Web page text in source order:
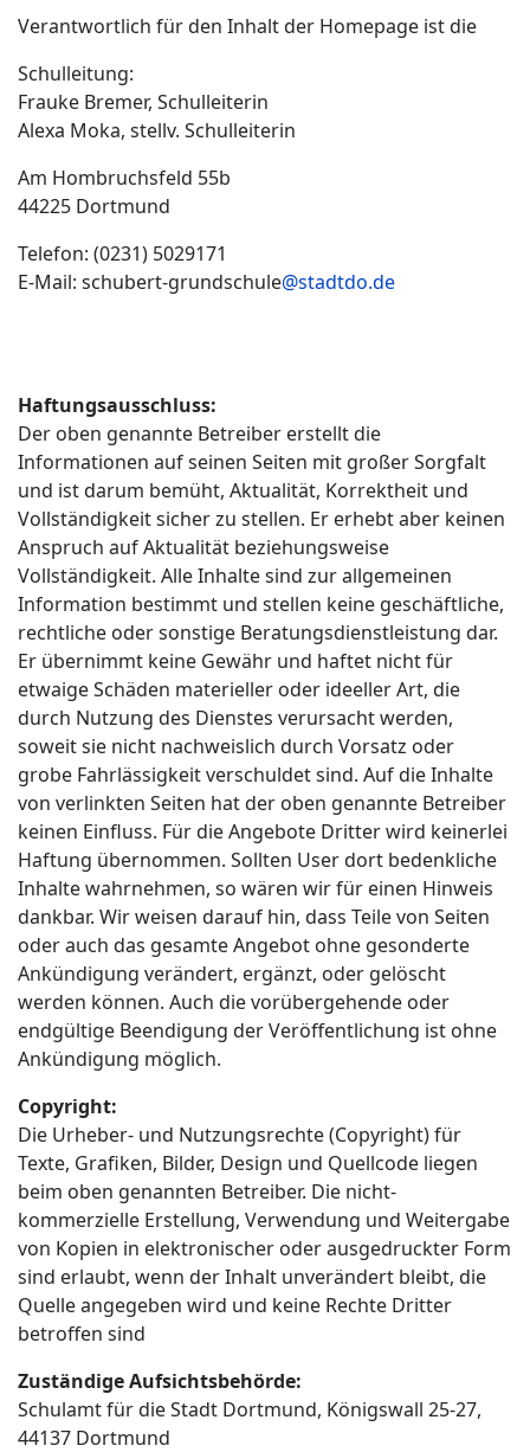
Verantwortlich für den Inhalt der Homepage ist die
Schulleitung:
Frauke Bremer, Schulleiterin
Alexa Moka, stellv. Schulleiterin
Am Hombruchsfeld 55b
44225 Dortmund
Telefon: (0231) 5029171
E-Mail: schubert-grundschule@stadtdo.de
Haftungsausschluss:
Der oben genannte Betreiber erstellt die
Informationen auf seinen Seiten mit großer Sorgfalt
und ist darum bemüht, Aktualität, Korrektheit und
Vollständigkeit sicher zu stellen. Er erhebt aber keinen
Anspruch auf Aktualität beziehungsweise
Vollständigkeit. Alle Inhalte sind zur allgemeinen
Information bestimmt und stellen keine geschäftliche,
rechtliche oder sonstige Beratungsdienstleistung dar.
Er übernimmt keine Gewähr und haftet nicht für
etwaige Schäden materieller oder ideeller Art, die
durch Nutzung des Dienstes verursacht werden,
soweit sie nicht nachweislich durch Vorsatz oder
grobe Fahrlässigkeit verschuldet sind. Auf die Inhalte
von verlinkten Seiten hat der oben genannte Betreiber
keinen Einfluss. Für die Angebote Dritter wird keinerlei
Haftung übernommen. Sollten User dort bedenkliche
Inhalte wahrnehmen, so wären wir für einen Hinweis
dankbar. Wir weisen darauf hin, dass Teile von Seiten
oder auch das gesamte Angebot ohne gesonderte
Ankündigung verändert, ergänzt, oder gelöscht
werden können. Auch die vorübergehende oder
endgültige Beendigung der Veröffentlichung ist ohne
Ankündigung möglich.
Copyright:
Die Urheber- und Nutzungsrechte (Copyright) für
Texte, Grafiken, Bilder, Design und Quellcode liegen
beim oben genannten Betreiber. Die nicht-
kommerzielle Erstellung, Verwendung und Weitergabe
von Kopien in elektronischer oder ausgedruckter Form
sind erlaubt, wenn der Inhalt unverändert bleibt, die
Quelle angegeben wird und keine Rechte Dritter
betroffen sind
Zuständige Aufsichtsbehörde:
Schulamt für die Stadt Dortmund, Königswall 25-27,
44137 Dortmund